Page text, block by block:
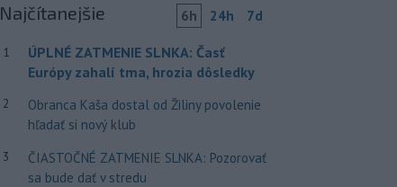
Najčítanejšie 6h 24h 7d
1
ÚPLNÉ ZATMENIE SLNKA: Časť
Európy zahalí tma, hrozia dôsledky
2
Obranca Kaša dostal od Žiliny povolenie
hľadať si nový klub
3
ČIASTOČNÉ ZATMENIE SLNKA: Pozorovať
sa bude dať v stredu